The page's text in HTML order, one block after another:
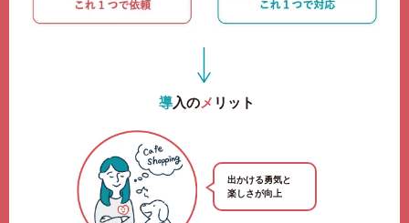
導入のメ リット
出かける勇気と
楽しさが向上